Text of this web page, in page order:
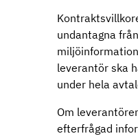
undantagna
leverantör ska
under hela
Om
efterfrågad